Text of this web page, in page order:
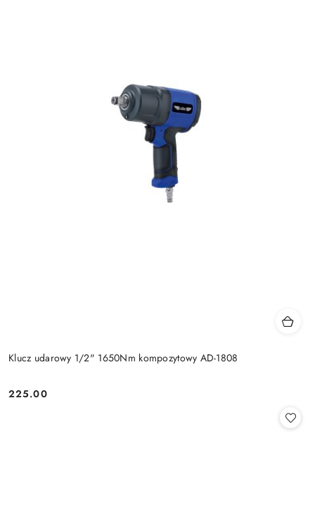
Klucz udarowy 1/2" 1650Nm kompozytowy AD-1808
Cena:
225.00